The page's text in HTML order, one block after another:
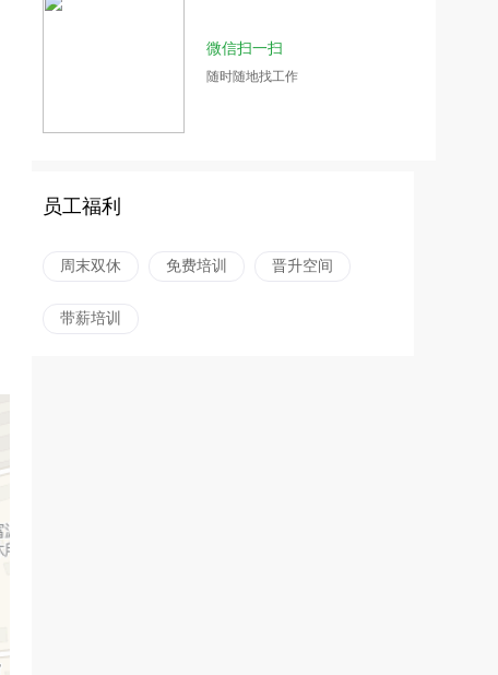
微信扫一扫
随时随地找工作
员工福利
周末双休 免费培训 晋升空间
带薪培训